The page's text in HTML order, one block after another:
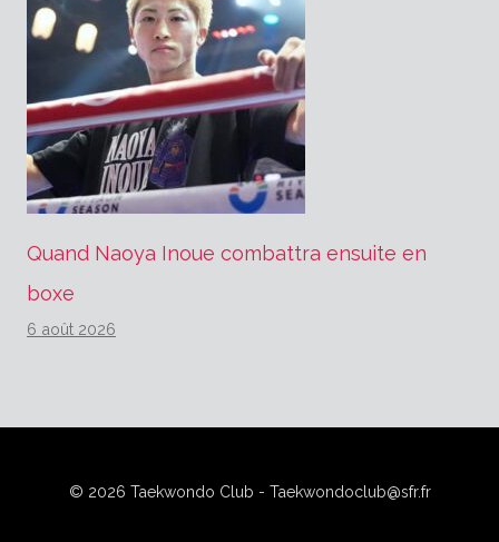
Quand Naoya Inoue combattra ensuite en
boxe
6 août 2026
© 2026 Taekwondo Club - Taekwondoclub@sfr.fr